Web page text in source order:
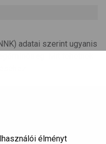
élményt
adatai szerint ugyanis
légúti, illetve